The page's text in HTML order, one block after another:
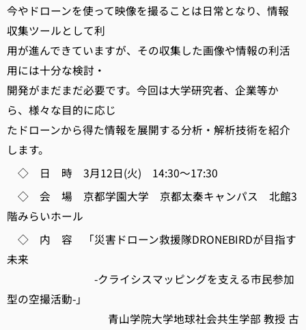
今やドローンを使って映像を撮ることは日常となり、情報
収集ツールとして利
用が進んできていますが、その収集した画像や情報の利活
用には十分な検討・
開発がまだまだ必要です。今回は大学研究者、企業等か
ら、様々な目的に応じ
たドローンから得た情報を展開する分析・解析技術を紹介
します。
◇ 日 時 3月12日(火) 14:30～17:30
◇ 会 場 京都学園大学 京都太秦キャンパス 北館3
階みらいホール
◇ 内 容 「災害ドローン救援隊DRONEBIRDが目指す
未来
-クライシスマッピングを支える市民参加
型の空撮活動-」
青山学院大学地球社会共生学部 教授 古